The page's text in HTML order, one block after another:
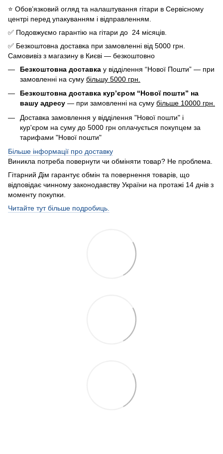
⭐️ Обов’язковий огляд та налаштування гітари в Сервісному
центрі перед упакуванням і відправленням.
✅ Подовжуємо гарантію на гітари до 24 місяців.
✅ Безкоштовна доставка при замовленні від 5000 грн.
Самовивіз з магазину в Києві — безкоштовно
Безкоштовна доставка у відділення “Нової Пошти” — при
замовленні на суму більшу 5000 грн.
Безкоштовна доставка кур’єром “Нової пошти” на
вашу адресу — при замовленні на суму більше 10000 грн.
Доставка замовлення у відділення "Нової пошти" і
кур'єром на суму до 5000 грн оплачується покупцем за
тарифами "Нової пошти"
Більше інформації про доставку
Виникла потреба повернути чи обміняти товар? Не проблема.
Гітарний Дім гарантує обмін та повернення товарів, що
відповідає чинному законодавству України на протажі 14 днів з
моменту покупки.
Читайте тут більше подробиць.